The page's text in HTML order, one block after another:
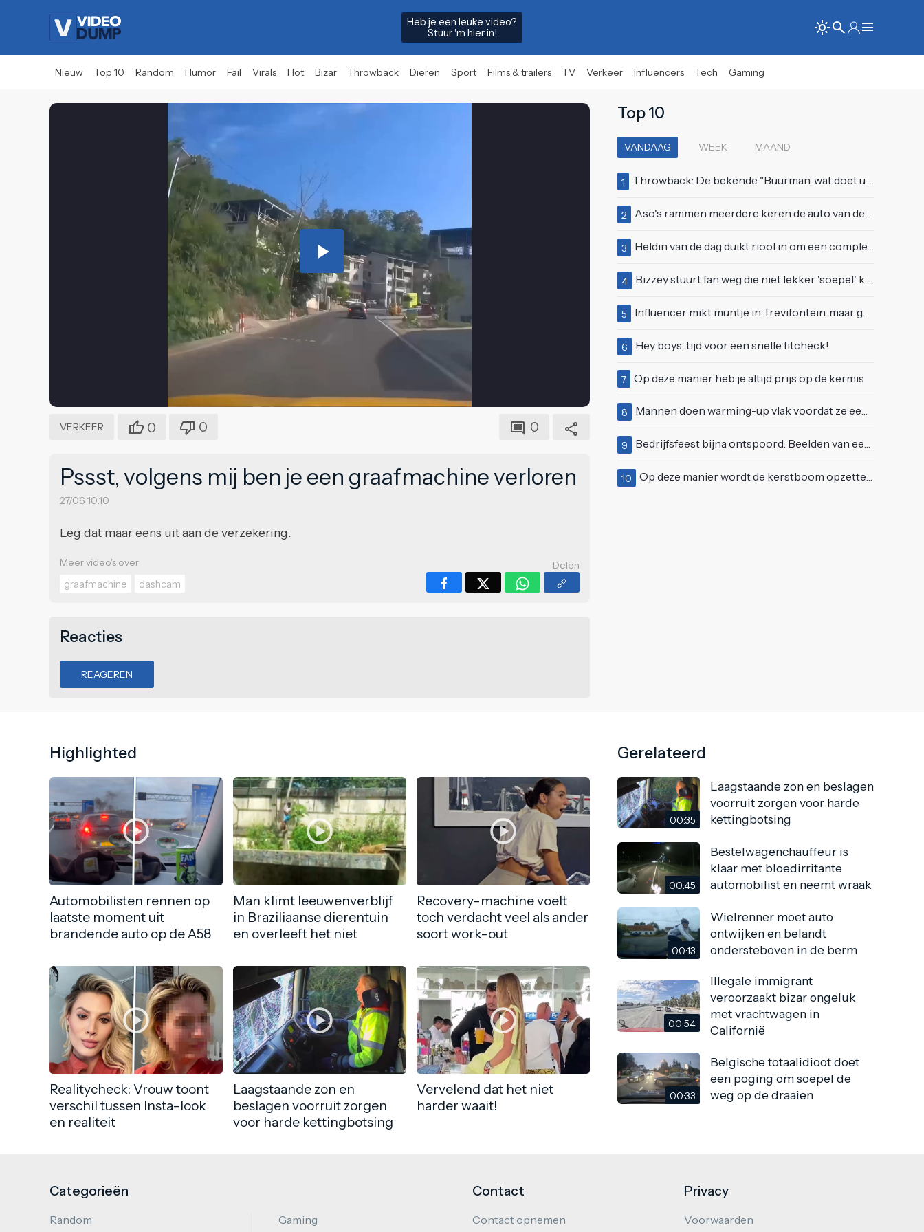
Heb je een leuke video?
Stuur 'm hier in!
Nieuw Top 10 Random Humor Fail Virals Hot Bizar Throwback Dieren Sport Films & trailers TV Verkeer Influencers Tech Gaming
Play
Video
VERKEER 0 0 0
Pssst, volgens mij ben je een graafmachine verloren
27/06 10:10
Leg dat maar eens uit aan de verzekering.
Meer video's over
graafmachine
dashcam
Delen
Reacties
REAGEREN
Top 10
VANDAAG WEEK MAAND
1 Throwback: De bekende "Buurman, wat doet u nu?"-scène uit Flodder met Tatjana Šimić
2 Aso's rammen meerdere keren de auto van de buren, maar doen alsof er niets gebeurd is
3 Heldin van de dag duikt riool in om een complete eendenfamilie te redden
4 Bizzey stuurt fan weg die niet lekker 'soepel' kan bewegen op podium
5 Influencer mikt muntje in Trevifontein, maar gooit toerist bijna knock-out
6 Hey boys, tijd voor een snelle fitcheck!
7 Op deze manier heb je altijd prijs op de kermis
8 Mannen doen warming-up vlak voordat ze een juwelierszaak in Rhenen overvallen
9 Bedrijfsfeest bijna ontspoord: Beelden van een "bezopen Tino Martin" gaan viraal
10 Op deze manier wordt de kerstboom opzetten ineens een stuk leuker
Highlighted
Automobilisten rennen op
laatste moment uit
brandende auto op de A58
Man klimt leeuwenverblijf
in Braziliaanse dierentuin
en overleeft het niet
Recovery-machine voelt
toch verdacht veel als ander
soort work-out
Realitycheck: Vrouw toont
verschil tussen Insta-look
en realiteit
Laagstaande zon en
beslagen voorruit zorgen
voor harde kettingbotsing
Vervelend dat het niet
harder waait!
Gerelateerd
00:35
Laagstaande zon en beslagen
voorruit zorgen voor harde
kettingbotsing
00:45
Bestelwagenchauffeur is
klaar met bloedirritante
automobilist en neemt wraak
00:13
Wielrenner moet auto
ontwijken en belandt
ondersteboven in de berm
00:54
Illegale immigrant
veroorzaakt bizar ongeluk
met vrachtwagen in
Californië
00:33
Belgische totaalidioot doet
een poging om soepel de
weg op de draaien
Categorieën
Random Gaming
Contact
Contact opnemen
Privacy
Voorwaarden